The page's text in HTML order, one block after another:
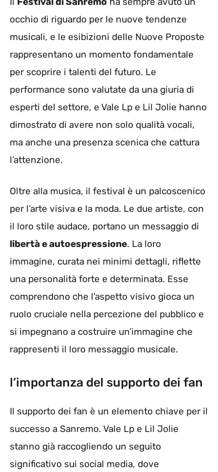
occhio di riguardo per le nuove tendenze
musicali, e le esibizioni delle Nuove Proposte
rappresentano un momento fondamentale
per scoprire i talenti del futuro. Le
performance sono valutate da una giuria di
esperti del settore, e Vale Lp e Lil Jolie hanno
dimostrato di avere non solo qualità vocali,
ma anche una presenza scenica che cattura
l’attenzione.
Oltre alla musica, il festival è un palcoscenico
per l’arte visiva e la moda. Le due artiste, con
il loro stile audace, portano un messaggio di
libertà e autoespressione. La loro
immagine, curata nei minimi dettagli, riflette
una personalità forte e determinata. Esse
comprendono che l’aspetto visivo gioca un
ruolo cruciale nella percezione del pubblico e
si impegnano a costruire un’immagine che
rappresenti il loro messaggio musicale.
l’importanza del supporto dei fan
Il supporto dei fan è un elemento chiave per il
successo a Sanremo. Vale Lp e Lil Jolie
stanno già raccogliendo un seguito
significativo sui social media, dove